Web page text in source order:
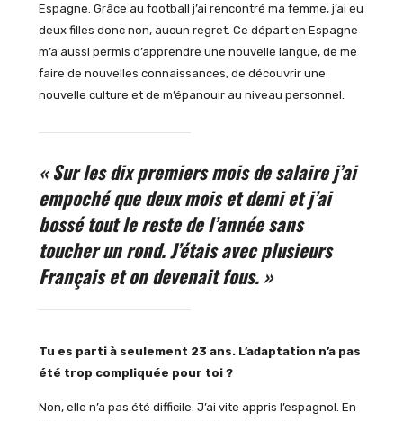
Espagne. Grâce au football j’ai rencontré ma femme, j’ai eu
deux filles donc non, aucun regret. Ce départ en Espagne
m’a aussi permis d’apprendre une nouvelle langue, de me
faire de nouvelles connaissances, de découvrir une
nouvelle culture et de m’épanouir au niveau personnel.
« Sur les dix premiers mois de salaire j’ai
empoché que deux mois et demi et j’ai
bossé tout le reste de l’année sans
toucher un rond. J’étais avec plusieurs
Français et on devenait fous. »
Tu es parti à seulement 23 ans. L’adaptation n’a pas
été trop compliquée pour toi ?
Non, elle n’a pas été difficile. J’ai vite appris l’espagnol. En